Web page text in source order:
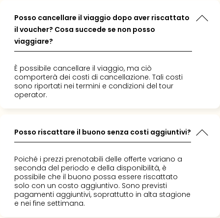
Posso cancellare il viaggio dopo aver riscattato
il voucher? Cosa succede se non posso
viaggiare?
È possibile cancellare il viaggio, ma ciò
comporterà dei costi di cancellazione. Tali costi
sono riportati nei termini e condizioni del tour
operator.
Posso riscattare il buono senza costi aggiuntivi?
Poiché i prezzi prenotabili delle offerte variano a
seconda del periodo e della disponibilità, è
possibile che il buono possa essere riscattato
solo con un costo aggiuntivo. Sono previsti
pagamenti aggiuntivi, soprattutto in alta stagione
e nei fine settimana.